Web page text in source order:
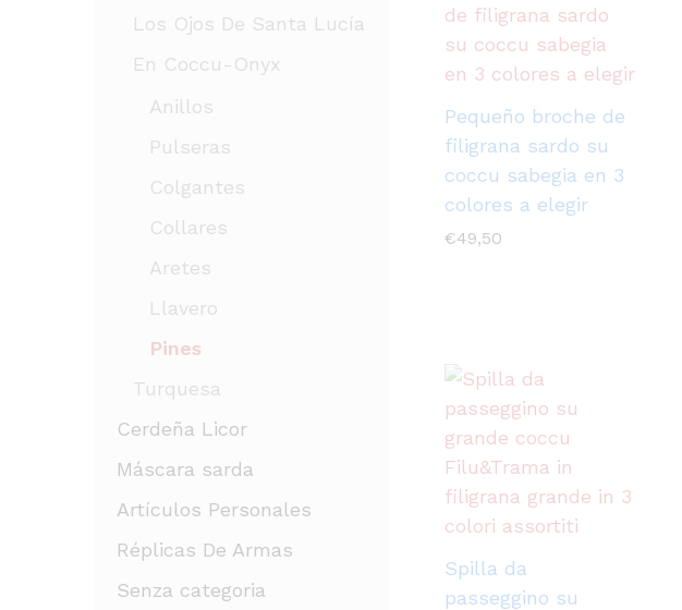
Pequeño broche de
filigrana sardo su
coccu sabegia en 3
colores a elegir
€49,50
Spilla da
passeggino su
Los Ojos De Santa Lucía
En Coccu-Onyx
Anillos
Pulseras
Colgantes
Collares
Aretes
Llavero
Pines
Turquesa
Cerdeña Licor
Máscara sarda
Artículos Personales
Réplicas De Armas
Senza categoria